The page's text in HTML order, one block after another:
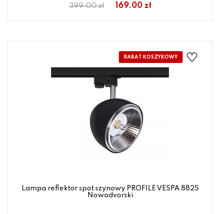
399.00 zł 169.00 zł
Lampa reflektor spot szynowy PROFILE VESPA 8825
Nowodvorski